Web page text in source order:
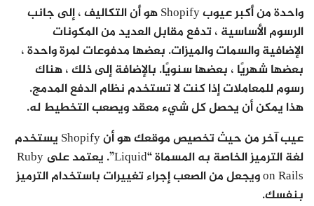
واحدة من أكبر عيوب Shopify هو أن التكاليف ، إلى جانب
الرسوم الأساسية ، تدفع مقابل العديد من المكونات
الإضافية والسمات والميزات. بعضها مدفوعات لمرة واحدة ،
بعضها شهريًا ، بعضها سنويًا. بالإضافة إلى ذلك ، هناك
رسوم للمعاملات إذا كنت لا تستخدم نظام الدفع المدمج.
هذا يمكن أن يحصل كل شيء معقد ويصعب التخطيط له.
عيب آخر من حيث تخصيص موقعك هو أن Shopify يستخدم
لغة الترميز الخاصة به المسماة “Liquid”. يعتمد على Ruby
on Rails ويجعل من الصعب إجراء تغييرات باستخدام الترميز
بنفسك.